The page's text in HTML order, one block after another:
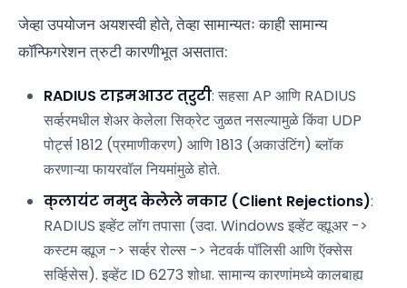
जेव्हा उपयोजन अयशस्वी होते, तेव्हा सामान्यतः काही सामान्य
कॉन्फिगरेशन त्रुटी कारणीभूत असतात:
RADIUS टाइमआउट त्रुटी: सहसा AP आणि RADIUS
सर्व्हरमधील शेअर केलेला सिक्रेट जुळत नसल्यामुळे किंवा UDP
पोर्ट्स 1812 (प्रमाणीकरण) आणि 1813 (अकाउंटिंग) ब्लॉक
करणाऱ्या फायरवॉल नियमांमुळे होते.
क्लायंट नमुद केलेले नकार (Client Rejections):
RADIUS इव्हेंट लॉग तपासा (उदा. Windows इव्हेंट व्ह्यूअर ->
कस्टम व्ह्यूज -> सर्व्हर रोल्स -> नेटवर्क पॉलिसी आणि ऍक्सेस
सर्व्हिसेस). इव्हेंट ID 6273 शोधा. सामान्य कारणांमध्ये कालबाह्य